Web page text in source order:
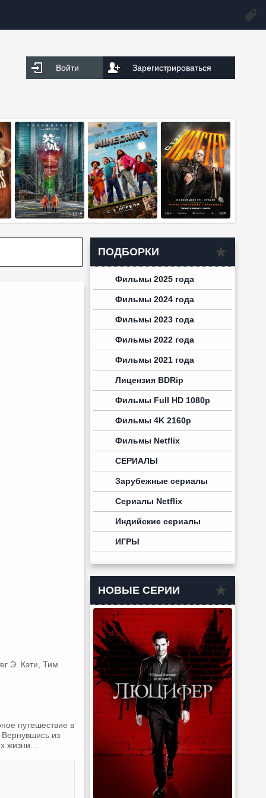
Войти Зарегистрироваться
Э. Кэти, Тим
путешествие в
из
жизни…
ПОДБОРКИ
Фильмы 2025 года
Фильмы 2024 года
Фильмы 2023 года
Фильмы 2022 года
Фильмы 2021 года
Лицензия BDRip
Фильмы Full HD 1080p
Фильмы 4K 2160p
Фильмы Netflix
СЕРИАЛЫ
Зарубежные сериалы
Сериалы Netflix
Индийские сериалы
ИГРЫ
НОВЫЕ СЕРИИ